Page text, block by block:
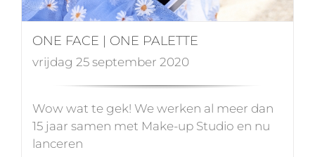
ONE FACE | ONE PALETTE
vrijdag 25 september 2020
Wow wat te gek! We werken al meer dan
15 jaar samen met Make-up Studio en nu
lanceren